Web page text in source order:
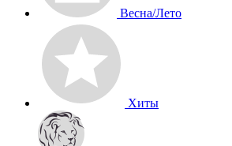
Весна/Лето
Хиты